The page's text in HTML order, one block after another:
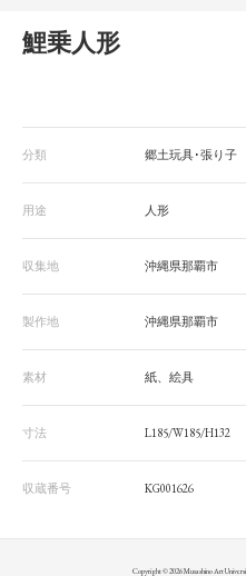
鯉乗人形
分類 郷土玩具･張り子
用途 人形
収集地 沖縄県那覇市
製作地 沖縄県那覇市
素材 紙、絵具
寸法 L185/W185/H132
収蔵番号 KG001626
Copyright © 2026 Musashino Art